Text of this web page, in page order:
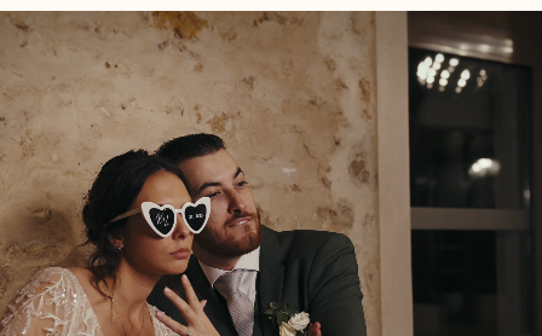
Lecteur
vidéo